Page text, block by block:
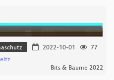
2022-10-01
77
Bits & Bäume 2022